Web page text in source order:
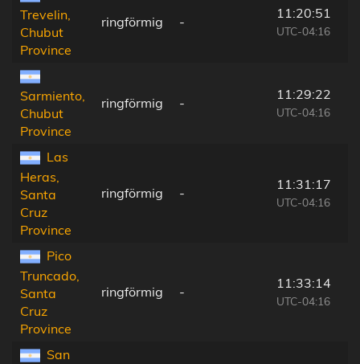
Trevelin,
Chubut
Province
ringförmig -
11:20:51
UTC-04:16
Sarmiento,
Chubut
Province
ringförmig -
11:29:22
UTC-04:16
Las
Heras,
Santa
Cruz
Province
ringförmig -
11:31:17
UTC-04:16
Pico
Truncado,
Santa
Cruz
Province
ringförmig -
11:33:14
UTC-04:16
San